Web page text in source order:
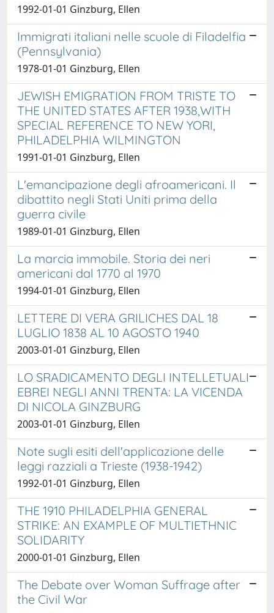
1992-01-01 Ginzburg, Ellen
Immigrati italiani nelle scuole di Filadelfia
(Pennsylvania)
1978-01-01 Ginzburg, Ellen
JEWISH EMIGRATION FROM TRISTE TO
THE UNITED STATES AFTER 1938,WITH
SPECIAL REFERENCE TO NEW YORI,
PHILADELPHIA WILMINGTON
1991-01-01 Ginzburg, Ellen
L'emancipazione degli afroamericani. Il
dibattito negli Stati Uniti prima della
guerra civile
1989-01-01 Ginzburg, Ellen
La marcia immobile. Storia dei neri
americani dal 1770 al 1970
1994-01-01 Ginzburg, Ellen
LETTERE DI VERA GRILICHES DAL 18
LUGLIO 1838 AL 10 AGOSTO 1940
2003-01-01 Ginzburg, Ellen
LO SRADICAMENTO DEGLI INTELLETUALI
EBREI NEGLI ANNI TRENTA: LA VICENDA
DI NICOLA GINZBURG
2003-01-01 Ginzburg, Ellen
Note sugli esiti dell'applicazione delle
leggi razziali a Trieste (1938-1942)
1992-01-01 Ginzburg, Ellen
THE 1910 PHILADELPHIA GENERAL
STRIKE: AN EXAMPLE OF MULTIETHNIC
SOLIDARITY
2000-01-01 Ginzburg, Ellen
The Debate over Woman Suffrage after
the Civil War